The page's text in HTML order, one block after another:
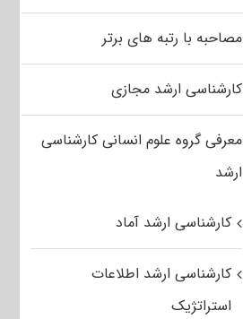
مصاحبه با رتبه های برتر
کارشناسی ارشد مجازی
معرفی گروه علوم انسانی کارشناسی
ارشد
کارشناسی ارشد آماد
کارشناسی ارشد اطلاعات
استراتژیک